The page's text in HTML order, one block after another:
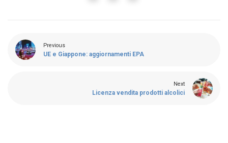
Previous
UE e Giappone: aggiornamenti EPA
Next
Licenza vendita prodotti alcolici